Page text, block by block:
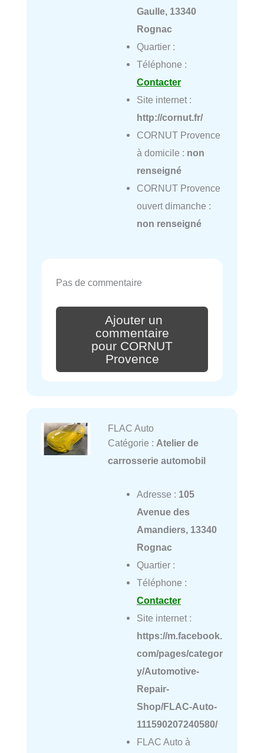
Gaulle, 13340
Rognac
Quartier :
Téléphone :
Contacter
Site internet :
http://cornut.fr/
CORNUT Provence
à domicile : non
renseigné
CORNUT Provence
ouvert dimanche :
non renseigné
Pas de commentaire
Ajouter un
commentaire
pour CORNUT
Provence
FLAC Auto
Catégorie : Atelier de
carrosserie automobil
Adresse : 105
Avenue des
Amandiers, 13340
Rognac
Quartier :
Téléphone :
Contacter
Site internet :
https://m.facebook.
com/pages/categor
y/Automotive-
Repair-
Shop/FLAC-Auto-
111590207240580/
FLAC Auto à